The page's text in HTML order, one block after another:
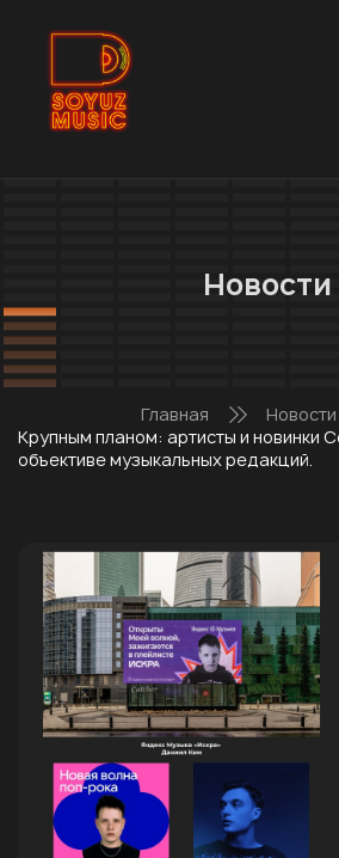
Новости
Главная
Новости
Крупным планом: артисты и новинки
объективе музыкальных редакций.